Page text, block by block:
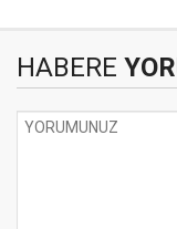
HABERE